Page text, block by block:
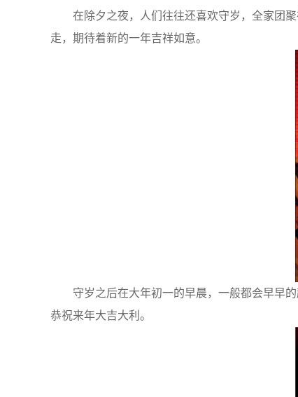
在除夕之夜，人们往往还喜欢守岁，全家团聚
走，期待着新的一年吉祥如意。
守岁之后在大年初一的早晨，一般都会早早的
恭祝来年大吉大利。